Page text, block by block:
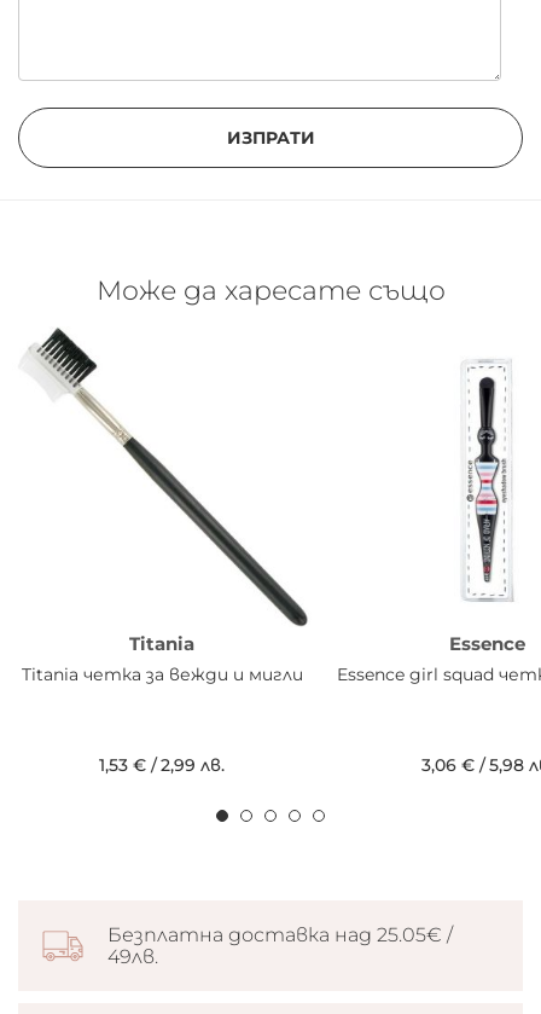
ИЗПРАТИ
Може да харесате също
Titania
Titania четка за вежди и мигли
1,53 € /2,99 лв.
Essence
Essence girl squad
3,06 €/5,98
Безплатна доставка над 25.05€ /
49лв.